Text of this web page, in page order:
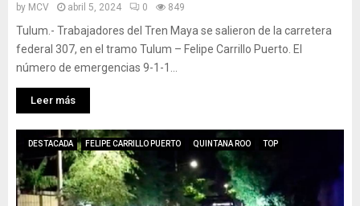
by MCV abril 5, 2024 0 849
Tulum.- Trabajadores del Tren Maya se salieron de la carretera
federal 307, en el tramo Tulum – Felipe Carrillo Puerto. El
número de emergencias 9-1-1...
Leer más
DESTACADA FELIPE CARRILLO PUERTO QUINTANA ROO TOP